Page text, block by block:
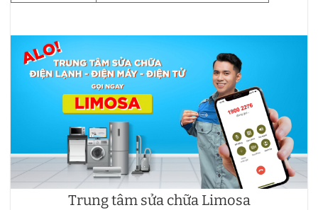
Trung tâm sửa chữa Limosa